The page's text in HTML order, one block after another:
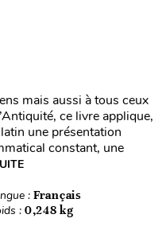
mais aussi à tous ceux
ce livre applique,
une présentation
constant, une
: Français
: 0,248 kg